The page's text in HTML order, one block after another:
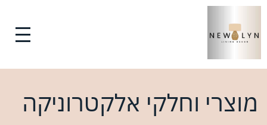
מוצרי וחלקי אלקטרוניקה